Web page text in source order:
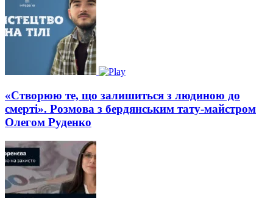
«Створюю те, що залишиться з людиною до
смерті». Розмова з бердянським тату-майстром
Олегом Руденко